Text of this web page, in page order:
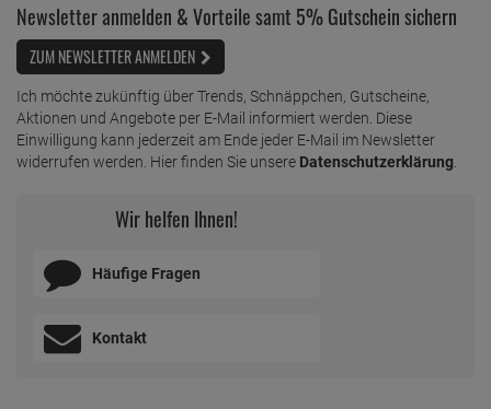
Newsletter anmelden & Vorteile samt 5% Gutschein sichern
ZUM NEWSLETTER ANMELDEN
Ich möchte zukünftig über Trends, Schnäppchen, Gutscheine,
Aktionen und Angebote per E-Mail informiert werden. Diese
Einwilligung kann jederzeit am Ende jeder E-Mail im Newsletter
widerrufen werden. Hier finden Sie unsere Datenschutzerklärung
Wir helfen Ihnen!
Häufige Fragen
Kontakt